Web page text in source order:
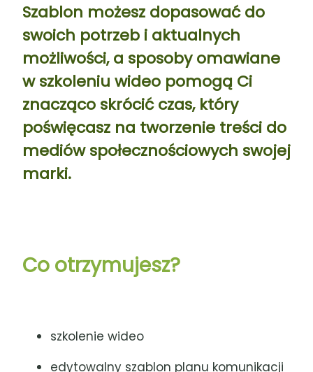
Szablon możesz dopasować do
swoich potrzeb i aktualnych
możliwości, a sposoby omawiane
w szkoleniu wideo pomogą Ci
znacząco skrócić czas, który
poświęcasz na tworzenie treści do
mediów społecznościowych swojej
marki.
Co otrzymujesz?
szkolenie wideo
edytowalny szablon planu komunikacji